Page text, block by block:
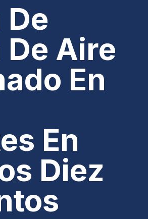
Aire
En
En
Diez